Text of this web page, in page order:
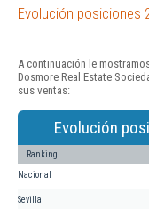
Evolución posiciones
A continuación le
Dosmore Real Estate
sus ventas:
Evolución
Ranking
Nacional
Sevilla